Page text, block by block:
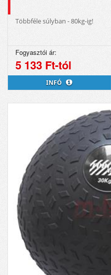
Többféle súlyban - 80kg-ig!
Fogyasztói ár:
5 133 Ft-tól
INFÓ